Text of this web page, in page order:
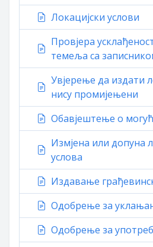
Локацијски услови
Провјера
темеља са
Увјерење да издати
нису промијењени
Обавјештење о
Измјена или допуна
услова
Издавање
Одобрење за
Одобрење за